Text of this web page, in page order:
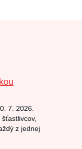
7. 2026.
z jednej